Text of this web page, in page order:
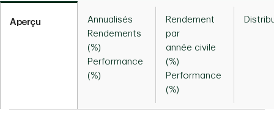
Aperçu
Annualisés
Rendements
(%)
Performance
(%)
Rendement
par
année civile
(%)
Performance
(%)